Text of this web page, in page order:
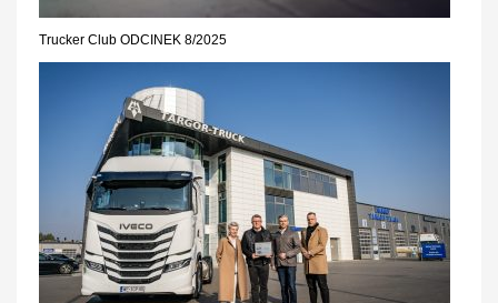
Trucker Club ODCINEK 8/2025